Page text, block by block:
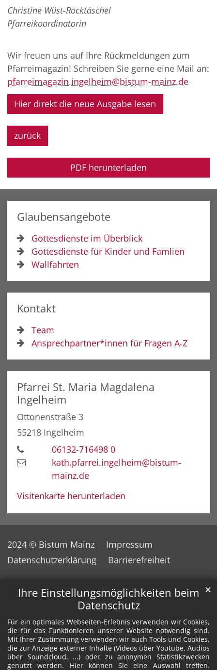
Ihre Einstellungsmöglichkeiten beim
Datenschutz
Für ein optimales Webseiten-Erlebnis verwenden wir Cookies,
die für das Funktionieren unserer Website notwendig sind.
Mit Ihrer Zustimmung verwenden wir auch Tools und Cookies,
die zur Anzeige externer Inhalte (Videos über Youtube, Audios
über Soundcloud, ...) oder zu anonymen Statistikzwecken
genutzt werden. Hier können Sie eine Auswahl treffen.
✕
Christine Wüst-Rocktäschel
Pfarreikoordinatorin
Wir freuen uns auf Ihre Rückmeldungen zum
Pfarreimagazin! Schreiben Sie gerne eine Mail an:
pfarreimagazin.ingelheim@bistum-mainz.de
Hier direkt die neue Ausgabe lesen
zurück
PDF herunterladen
Glaubensangebote
Gottesdienste im Überblick
Gottesdienste für Kinder und Famlien
Wallfahrten
Kontakt
Team
Ansprechpartner*innen für Fragen A-Z
Pfarrei St. Maria Magdalena
Ingelheim
Ottonenstraße 3
55218 Ingelheim
06132-716498 0
kath.pfarrei.ingelheim@bistum-
mainz.de
Visitenkarte herunterladen
2024 © Bistum Mainz
Impressum
Datenschutzerklärung
Barrierefreiheit